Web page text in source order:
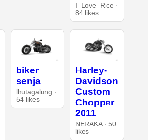
I_Love_Rice ·
84 likes
biker
senja
lhutagalung ·
54 likes
Harley-
Davidson
Custom
Chopper
2011
NERAKA · 50
likes